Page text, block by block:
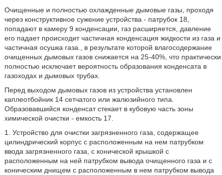
Очищенные и полностью охлажденные дымовые газы, проходя
через конструктивное сужение устройства - патрубок 18,
попадают в камеру 9 конденсации, газ расширяется, давление
его падает происходит частичная конденсация жидкости из газа и
частичная осушка газа., в результате которой влагосодержание
очищенных дымовых газов снижается на 25-40%, что практически
полностью исключает вероятность образования конденсата в
газоходах и дымовых трубах.
Перед выходом дымовых газов из устройства установлен
каплеотбойник 14 сетчатого или жалюзийного типа.
Образовавшийся конденсат стекает в кубовую часть зоны
химической очистки - емкость 17.
1. Устройство для очистки загрязненного газа, содержащее
цилиндрический корпус с расположенным на нем патрубком
ввода загрязненного газа, с конической крышкой с
расположенным на ней патрубком вывода очищенного газа и с
коническим днищем с расположенным в нем патрубком вывода